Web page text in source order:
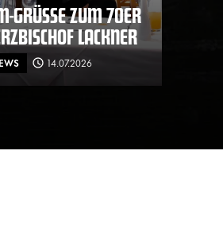
GRÜSSE ZUM 70ER V
LACKNER
14.07.2026